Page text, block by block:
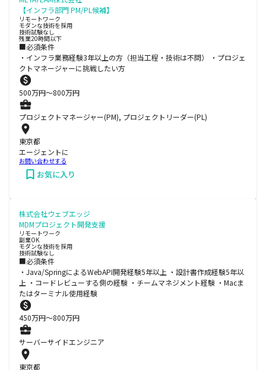
【インフラ部門 PM/PL候補】
リモートワーク
モダンな技術を採用
技術試験なし
残業20時間以下
■必須条件
・インフラ業務経験3年以上の方（担当工程・技術は不問） ・プロジェ
クトマネージャーに挑戦したい方
500万円〜800万円
プロジェクトマネージャー(PM), プロジェクトリーダー(PL)
東京都
エージェントに
お問い合わせする
お気に入り
株式会社ウェブエッジ
MDMプロジェクト開発支援
リモートワーク
副業OK
モダンな技術を採用
技術試験なし
■必須条件
・Java/SpringによるWebAPI開発経験5年以上 ・設計書作成経験5年以
上 ・コードレビューする側の経験 ・チームマネジメント経験 ・Macま
たはターミナル使用経験
450万円〜800万円
サーバーサイドエンジニア
東京都